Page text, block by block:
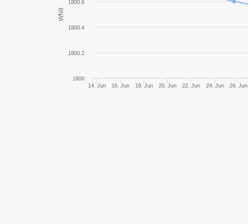
T3 HMC
WN8
14. Jun 16. Jun 18. Jun 20. Jun 22. Jun 24. Jun 26. Jun
1800
1800.2
1800.4
1800.6